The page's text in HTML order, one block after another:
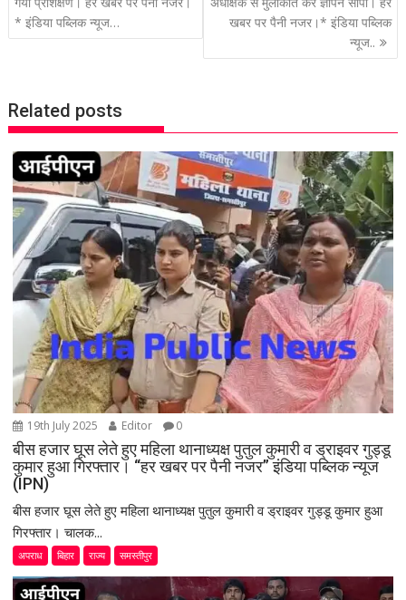
o
s
a
v
i
g
a
t
i
o
n
* इंडिया पब्लिक न्यूज…
खबर पर पैनी नजर।* इंडिया पब्लिक
न्यूज..
Related posts
19th July 2025 Editor 0
बीस हजार घूस लेते हुए महिला थानाध्यक्ष पुतुल कुमारी व ड्राइवर गुड्डू
कुमार हुआ गिरफ्तार। “हर खबर पर पैनी नजर” इंडिया पब्लिक न्यूज
(IPN)
बीस हजार घूस लेते हुए महिला थानाध्यक्ष पुतुल कुमारी व ड्राइवर गुड्डू कुमार हुआ
गिरफ्तार। चालक...
अपराध बिहार राज्य समस्तीपुर